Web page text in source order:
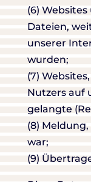
(6)
Dateien,
unserer
wurden;
(7)
Nutzers auf
gelangte
(8)
war;
(9)